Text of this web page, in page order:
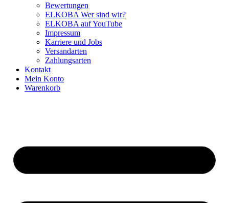
Bewertungen
ELKOBA Wer sind wir?
ELKOBA auf YouTube
Impressum
Karriere und Jobs
Versandarten
Zahlungsarten
Kontakt
Mein Konto
Warenkorb